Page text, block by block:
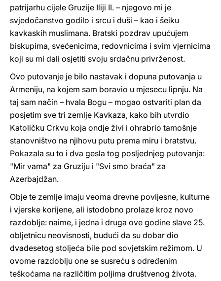
patrijarhu cijele Gruzije Iliji II. – njegovo mi je
svjedočanstvo godilo i srcu i duši – kao i šeiku
kavkaskih muslimana. Bratski pozdrav upućujem
biskupima, svećenicima, redovnicima i svim vjernicima
koji su mi dali osjetiti svoju srdačnu privrženost.
Ovo putovanje je bilo nastavak i dopuna putovanja u
Armeniju, na kojem sam boravio u mjesecu lipnju. Na
taj sam način – hvala Bogu – mogao ostvariti plan da
posjetim sve tri zemlje Kavkaza, kako bih utvrdio
Katoličku Crkvu koja ondje živi i ohrabrio tamošnje
stanovništvo na njihovu putu prema miru i bratstvu.
Pokazala su to i dva gesla tog posljednjeg putovanja:
"Mir vama" za Gruziju i "Svi smo braća" za
Azerbajdžan.
Obje te zemlje imaju veoma drevne povijesne, kulturne
i vjerske korijene, ali istodobno prolaze kroz novo
razdoblje: naime, i jedna i druga ove godine slave 25.
obljetnicu neovisnosti, budući da su dobar dio
dvadesetog stoljeća bile pod sovjetskim režimom. U
ovome razdoblju one se susreću s određenim
teškoćama na različitim poljima društvenog života.